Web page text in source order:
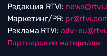
Редакция RTVI:
Маркетинг/PR:
Реклама RTVI: adv-
Партнерские материалы